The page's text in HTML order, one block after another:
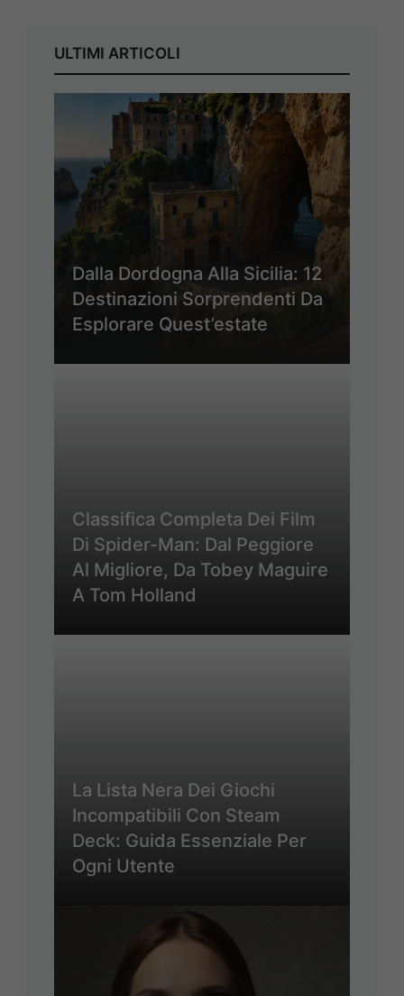
ULTIMI ARTICOLI
Dalla Dordogna Alla Sicilia: 12
Destinazioni Sorprendenti Da
Esplorare Quest’estate
Classifica Completa Dei Film
Di Spider-Man: Dal Peggiore
Al Migliore, Da Tobey Maguire
A Tom Holland
La Lista Nera Dei Giochi
Incompatibili Con Steam
Deck: Guida Essenziale Per
Ogni Utente